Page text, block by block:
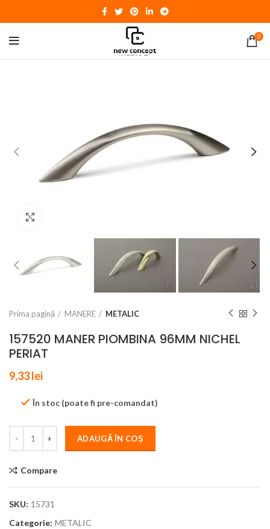
0
Prima pagină MANERE METALIC
157520 MANER PIOMBINA 96MM NICHEL
PERIAT
9,33lei
În stoc (poate fi pre-comandat)
ADAUGĂ ÎN COȘ
Compare
SKU: 15731
Categorie: METALIC